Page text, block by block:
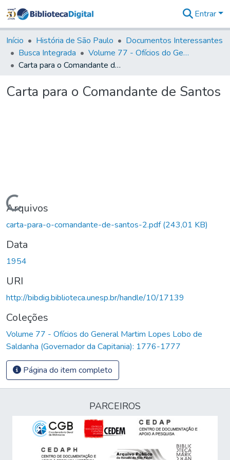
&
Coleções
Tudo na
Biblioteca
Estatísticas
Entrar
Início História de São Paulo
Documentos Interessantes
Busca Integrada
Volume 77 - Ofícios do General Martim Lopes Lobo de Saldanha (Governador da Capitania): 1776-1777
Carta para o Comandante de Santos
Carta para o Comandante de Santos
Carregando...
Arquivos
carta-para-o-comandante-de-santos-2.pdf(243,01 KB)
Data
1954
URI
http://bibdig.biblioteca.unesp.br/handle/10/17139
Coleções
Volume 77 - Ofícios do General Martim Lopes Lobo de
Saldanha (Governador da Capitania): 1776-1777
Página do item completo
PARCEIROS